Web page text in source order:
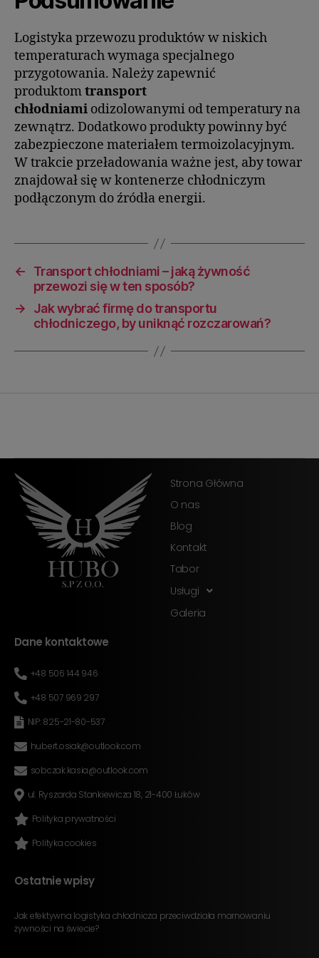
Logistyka przewozu produktów w niskich
temperaturach wymaga specjalnego
przygotowania. Należy zapewnić
produktomtransport
chłodniami odizolowanymi od temperatury na
zewnątrz. Dodatkowo produkty powinny być
zabezpieczone materiałem termoizolacyjnym.
W trakcie przeładowania ważne jest, aby towar
znajdował się w kontenerze chłodniczym
podłączonym do źródła energii.
←
Transport chłodniami – jaką żywność
przewozi się w ten sposób?
→
Jak wybrać firmę do transportu
chłodniczego, by uniknąć rozczarowań?
Strona Główna
O nas
Blog
Kontakt
Tabor
Usługi
Galeria
Dane kontaktowe
+48 506 144 946
+48 507 969 297
NIP: 825-21-80-537
hubert.osiak@outlook.com
sobczak.kasia@outlook.com
ul. Ryszarda Stankiewicza 18, 21-400 Łuków
Polityka prywatności
Polityka cookies
Ostatnie wpisy
Jak efektywna logistyka chłodnicza przeciwdziała marnowaniu
żywności na świecie?